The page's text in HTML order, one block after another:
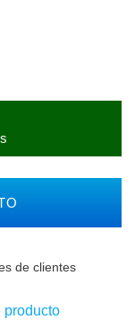
de clientes
producto